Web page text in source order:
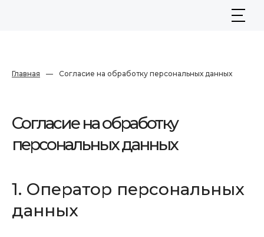
Главная — Согласие на обработку персональных данных
Согласие на обработку
персональных данных
1. Оператор персональных
данных